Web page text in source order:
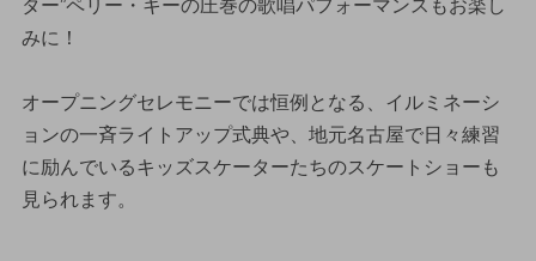
ター”ペリー・キーの圧巻の歌唱パフォーマンスもお楽し
みに！
オープニングセレモニーでは恒例となる、イルミネーシ
ョンの一斉ライトアップ式典や、地元名古屋で日々練習
に励んでいるキッズスケーターたちのスケートショーも
見られます。